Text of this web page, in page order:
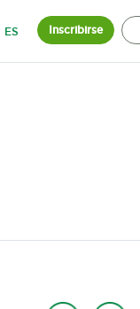
ES Inscribirse